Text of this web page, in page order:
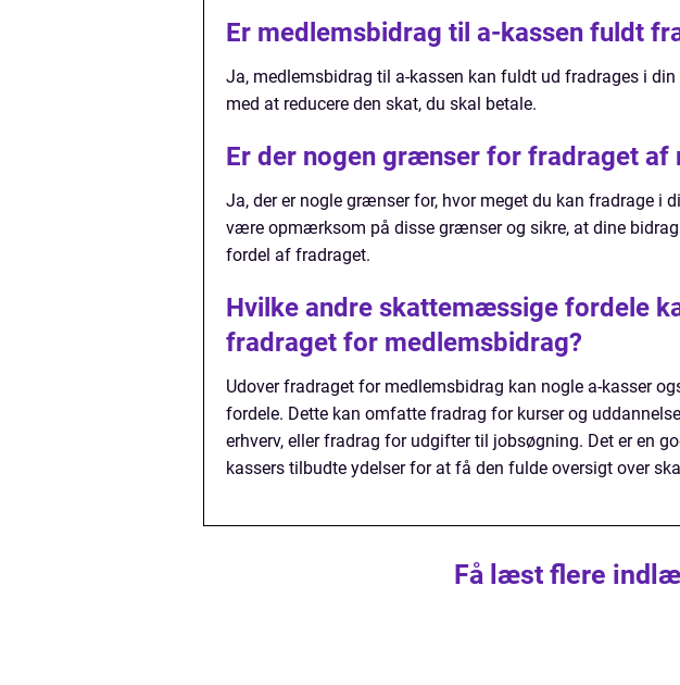
Er medlemsbidrag til a-kassen fuldt
Ja, medlemsbidrag til a-kassen kan fuldt ud fradrages i
med at reducere den skat, du skal betale.
Er der nogen grænser for fradraget af
Ja, der er nogle grænser for, hvor meget du kan fradrage i
være opmærksom på disse grænser og sikre, at dine
fordel af fradraget.
Hvilke andre skattemæssige fordele
fradraget for medlemsbidrag?
Udover fradraget for medlemsbidrag kan nogle a-kasser
fordele. Dette kan omfatte fradrag for kurser og
erhverv, eller fradrag for udgifter til jobsøgning. Det er en
kassers tilbudte ydelser for at få den fulde oversigt over
Få læst flere